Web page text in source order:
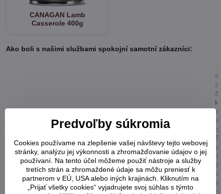
CANAGAN Lamb
Casserole 400g
Ako boli s našimi službami spokojní samotní zákazníci:
a
Predvoľby súkromia
Cookies používame na zlepšenie vašej návštevy tejto webovej
stránky, analýzu jej výkonnosti a zhromažďovanie údajov o jej
používaní. Na tento účel môžeme použiť nástroje a služby
tretích strán a zhromaždené údaje sa môžu preniesť k
partnerom v EÚ, USA alebo iných krajinách. Kliknutím na
„Prijať všetky cookies“ vyjadrujete svoj súhlas s týmto